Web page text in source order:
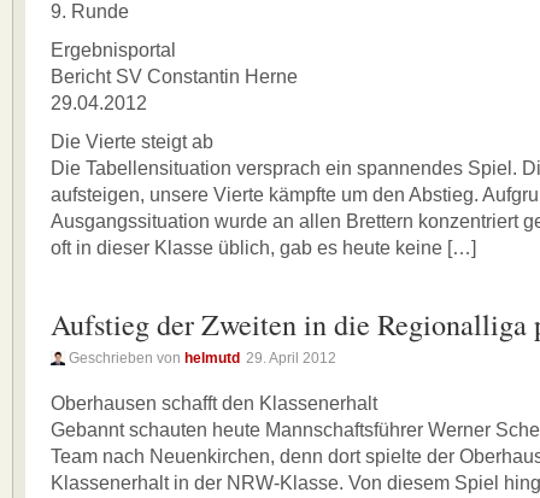
9. Runde
Ergebnisportal
Bericht SV Constantin Herne
29.04.2012
Die Vierte steigt ab
Die Tabellensituation versprach ein spannendes Spiel.
aufsteigen, unsere Vierte kämpfte um den Abstieg.
Ausgangssituation wurde an allen Brettern konzentriert
oft in dieser Klasse üblich, gab es heute keine […]
Aufstieg der Zweiten in die Regionalliga
Geschrieben von helmutd 29. April 2012
Oberhausen schafft den Klassenerhalt
Gebannt schauten heute Mannschaftsführer Werner
Team nach Neuenkirchen, denn dort spielte der
Klassenerhalt in der NRW-Klasse. Von diesem Spiel